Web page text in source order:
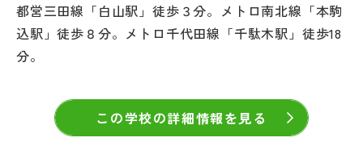
都営三田線「白山駅」徒歩３分。メトロ南北線「本駒
込駅」徒歩８分。メトロ千代田線「千駄木駅」徒歩18
分。
この学校の詳細情報を見る